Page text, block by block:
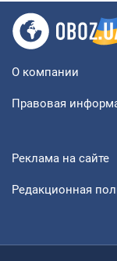
О компании
Правовая
Реклама на сайте
Редакционная